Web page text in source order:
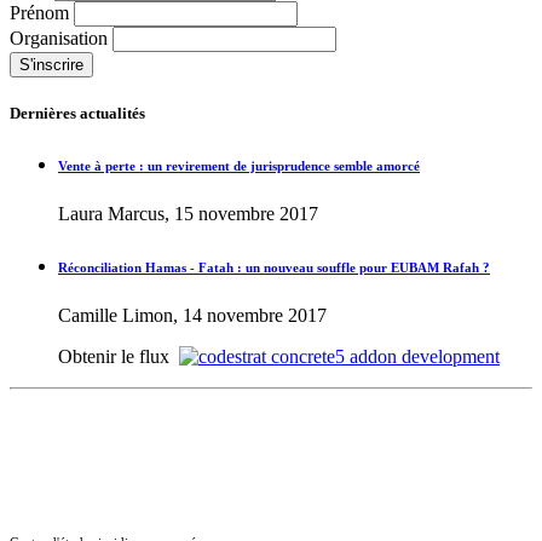
Prénom
Organisation
Dernières actualités
Vente à perte : un revirement de jurisprudence semble amorcé
Laura Marcus, 15 novembre 2017
Réconciliation Hamas - Fatah : un nouveau souffle pour EUBAM Rafah ?
Camille Limon, 14 novembre 2017
Obtenir le flux